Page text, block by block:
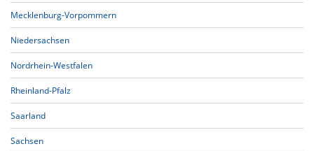
Mecklenburg-Vorpommern
Niedersachsen
Nordrhein-Westfalen
Rheinland-Pfalz
Saarland
Sachsen